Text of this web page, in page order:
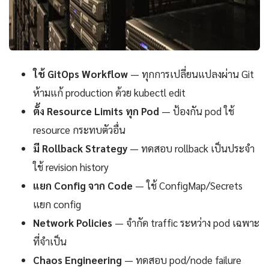
ใช้ GitOps Workflow — ทุกการเปลี่ยนแปลงผ่าน Git
ห้ามแก้ production ด้วย kubectl edit
ตั้ง Resource Limits ทุก Pod — ป้องกัน pod ใช้
resource กระทบตัวอื่น
มี Rollback Strategy — ทดสอบ rollback เป็นประจำ
ใช้ revision history
แยก Config จาก Code — ใช้ ConfigMap/Secrets
แยก config
Network Policies — จำกัด traffic ระหว่าง pod เฉพาะ
ที่จำเป็น
Chaos Engineering — ทดสอบ pod/node failure